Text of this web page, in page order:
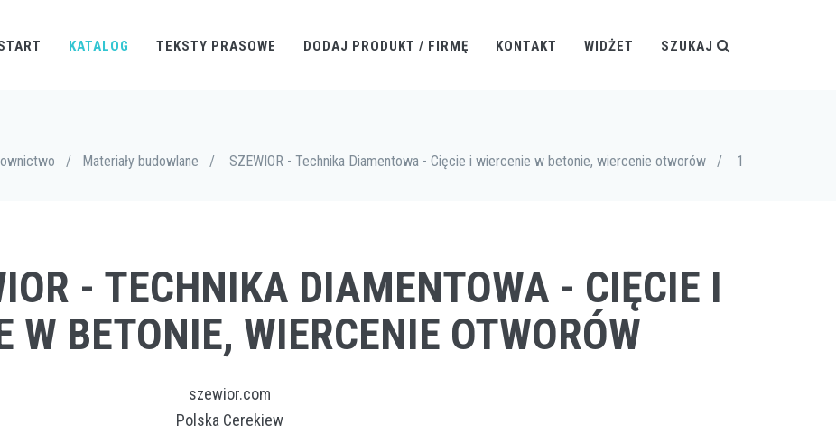
KATALOG TEKSTY PRASOWE DODAJ PRODUKT / FIRMĘ KONTAKT WIDŻET SZUKAJ
/ Materiały budowlane / SZEWIOR - Technika Diamentowa - Cięcie i wiercenie w betonie, wiercenie otworów / 1
- TECHNIKA DIAMENTOWA - CIĘCIE I
W BETONIE, WIERCENIE OTWORÓW
szewior.com
Polska Cerekiew